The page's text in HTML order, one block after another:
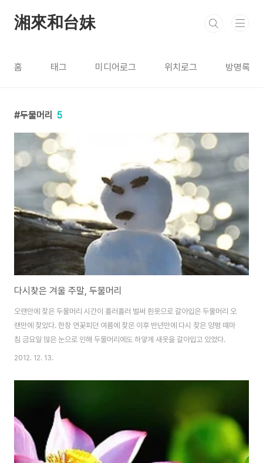
湘來和台妹
홈 태그 미디어로그 위치로그 방명록
두물머리 5
다시찾은 겨울 주말, 두물머리
오랜만에 찾은 두물머리 시간이 흘러흘러 벌써 흰옷으로 갈아입은 두물머리 오
랜만에 찾았다. 한창 연꽃피던 여름에 찾은 이후 반년만에 다시 찾은 양평 때마
침 금요일 많은 눈으로 인해 두물머리에도 하얗게 새옷을 갈아입고 있었다.
2012. 12. 13.